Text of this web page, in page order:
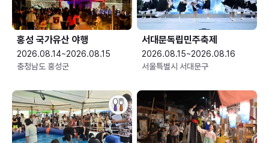
홍성 국가유산 야행
2026.08.14~2026.08.15
충청남도 홍성군
서대문독립민주축제
2026.08.15~2026.08.16
서울특별시 서대문구